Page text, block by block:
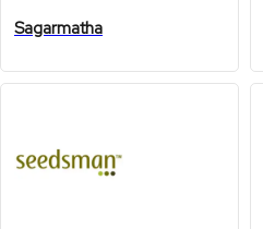
Sagarmatha